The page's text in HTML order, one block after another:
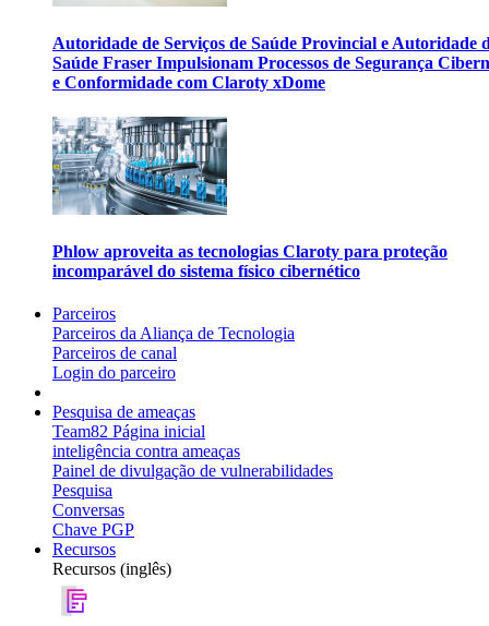
Autoridade de Serviços de Saúde Provincial e Autoridade
Saúde Fraser Impulsionam Processos de Segurança
e Conformidade com Claroty xDome
Phlow aproveita as tecnologias Claroty para proteção
incomparável do sistema físico cibernético
Parceiros
Parceiros da Aliança de Tecnologia
Parceiros de canal
Login do parceiro
Pesquisa de ameaças
Team82 Página inicial
inteligência contra ameaças
Painel de divulgação de vulnerabilidades
Pesquisa
Conversas
Chave PGP
Recursos
Recursos (inglês)